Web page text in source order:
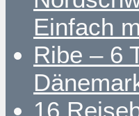
Einfach
Ribe – 6
16